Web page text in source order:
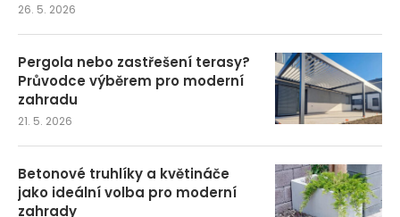
26. 5. 2026
Pergola nebo zastřešení terasy?
Průvodce výběrem pro moderní
zahradu
21. 5. 2026
Betonové truhlíky a květináče
jako ideální volba pro moderní
zahrady